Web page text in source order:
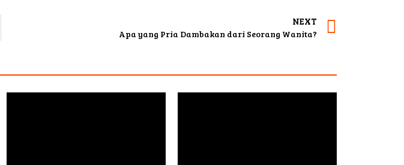
NEXT
Apa yang Pria Dambakan dari Seorang Wanita?